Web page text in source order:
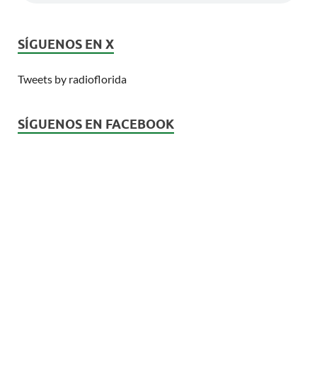
SÍGUENOS EN X
Tweets by radioflorida
SÍGUENOS EN FACEBOOK